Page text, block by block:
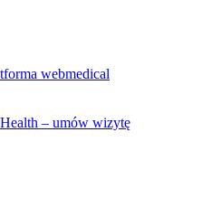
webmedical
– umów wizytę